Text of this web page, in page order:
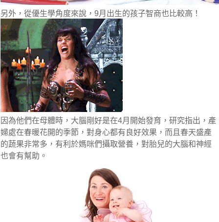
另外， 從優生學角度來說，9月出生的孩子智商也比較高！
因為他們在母體時，大腦剛好是在4月 開始發育，研究指出，產
婦處在春暖花開的季節，對身心都有良好效果，而且 春天盛產
的蔬果非常多，有利於媽咪們攝取營養，對胎兒的大腦和神經
也會有幫助。